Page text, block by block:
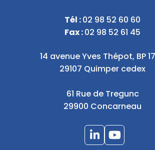
Tél : 02 98 52 60 60
Fax : 02 98 52 61 45
14 avenue Yves Thépot, BP
29107 Quimper cedex
61 Rue de Tregunc
29900 Concarneau